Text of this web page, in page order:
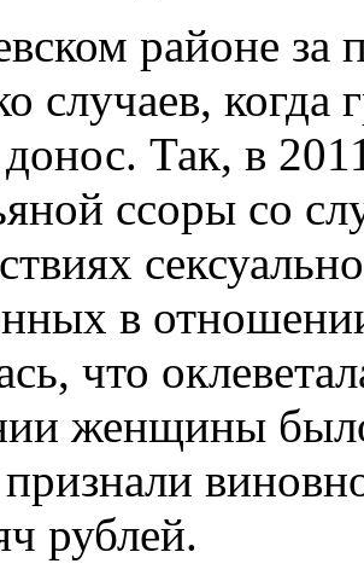
районе за
случаев, когда
Так, в
ссоры со
в
что
женщины
признали
рублей.